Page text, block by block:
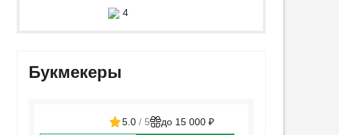
4
Букмекеры
5.0 / 5 до 15 000 ₽